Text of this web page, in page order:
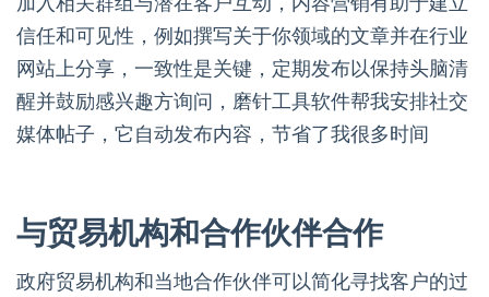
信任和可见性，例如撰写关于你领域的文章并在行业
网站上分享，一致性是关键，定期发布以保持头脑清
醒并鼓励感兴趣方询问，磨针工具软件帮我安排社交
媒体帖子，它自动发布内容，节省了我很多时间
与贸易机构和合作伙伴合作
政府贸易机构和当地合作伙伴可以简化寻找客户的过